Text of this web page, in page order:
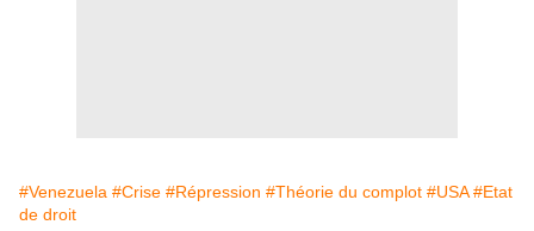
#Venezuela #Crise #Répression #Théorie du complot #USA #Etat
de droit